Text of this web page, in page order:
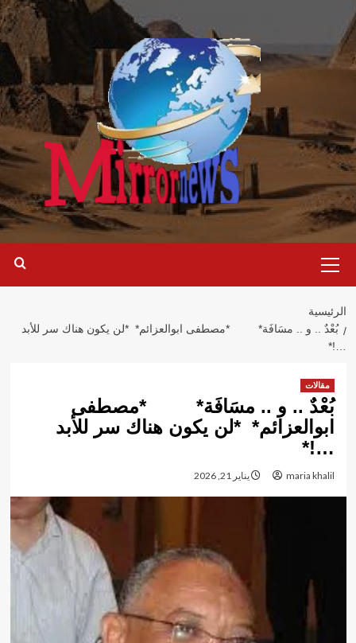
تخطي
إلى
المحتوى
الرئيسية
الرئيسية
بُعْدٌ .. و .. مسَافَة* *مصطفى ابوالعزائم* *لن يكون هناك سر للأبد
…!*
مقالات
بُعْدٌ .. و .. مسَافَة* *مصطفى
ابوالعزائم* *لن يكون هناك سر للأبد
…!*
maria khalil يناير 21, 2026